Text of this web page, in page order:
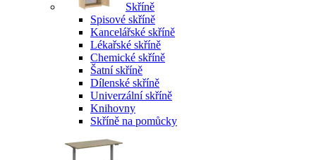
Skříně
Spisové skříně
Kancelářské skříně
Lékařské skříně
Chemické skříně
Šatní skříně
Dílenské skříně
Univerzální skříně
Knihovny
Skříně na pomůcky